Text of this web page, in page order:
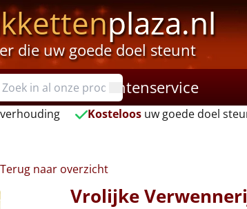
plaza.nl
die uw goede doel steunt
Klantenservice
Kosteloos uw goede doel
Terug naar overzicht
Vrolijke